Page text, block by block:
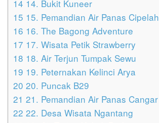
14 14. Bukit Kuneer
15 15. Pemandian Air Panas Cipelah
16 16. The Bagong Adventure
17 17. Wisata Petik Strawberry
18 18. Air Terjun Tumpak Sewu
19 19. Peternakan Kelinci Arya
20 20. Puncak B29
21 21. Pemandian Air Panas Cangar
22 22. Desa Wisata Ngantang